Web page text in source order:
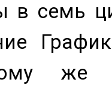
в семь
же